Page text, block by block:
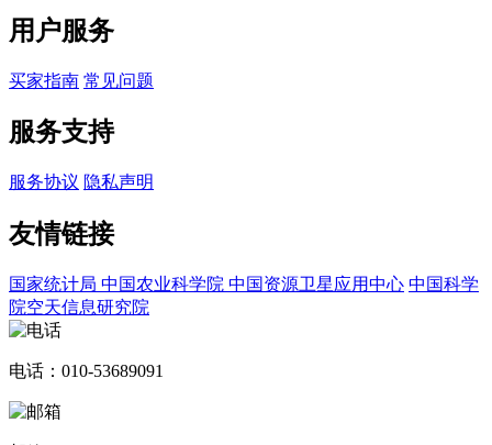
用户服务
买家指南 常见问题
服务支持
服务协议 隐私声明
友情链接
国家统计局 中国农业科学院 中国资源卫星应用中心 中国科学
院空天信息研究院
电话：010-53689091